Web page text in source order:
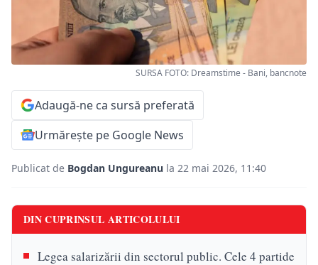
SURSA FOTO: Dreamstime - Bani, bancnote
Adaugă-ne ca sursă preferată
Urmărește pe Google News
Publicat de Bogdan Ungureanu la 22 mai 2026, 11:40
DIN CUPRINSUL ARTICOLULUI
Legea salarizării din sectorul public. Cele 4 partide